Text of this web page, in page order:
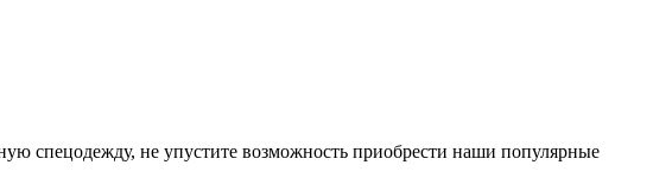
спецодежду, не упустите возможность приобрести наши популярные